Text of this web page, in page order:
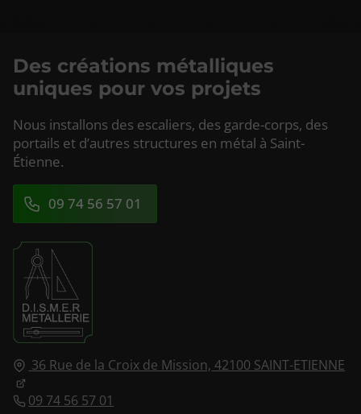
36 Rue de la Croix de Mission, 42100 SAINT-ETIENNE
09 74 56 57 01
Des créations métalliques
uniques pour vos projets
Nous installons des escaliers, des garde-corps, des
portails et d’autres structures en métal à Saint-
Étienne.
09 74 56 57 01